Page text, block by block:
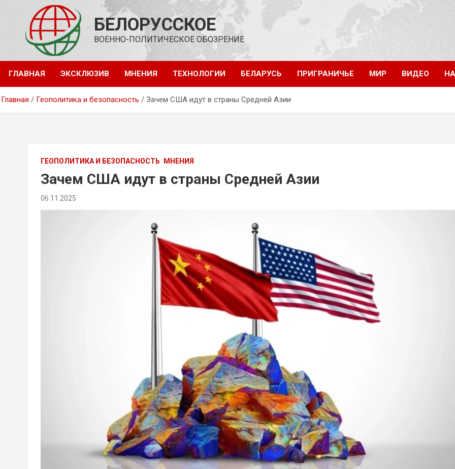
содержимому
БЕЛОРУССКОЕ
ВОЕННО-ПОЛИТИЧЕСКОЕ ОБОЗРЕНИЕ
ГЛАВНАЯ ЭКСКЛЮЗИВ МНЕНИЯ ТЕХНОЛОГИИ БЕЛАРУСЬ ПРИГРАНИЧЬЕ МИР ВИДЕО
Главная Геополитика и безопасность Зачем США идут в страны Средней Азии
ГЕОПОЛИТИКА И БЕЗОПАСНОСТЬ МНЕНИЯ
Зачем США идут в страны Средней Азии
06.11.2025